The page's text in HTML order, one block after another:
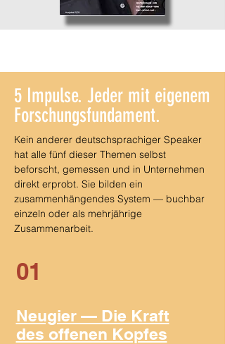
5 Impulse. Jeder mit eigenem
Forschungsfundament.
Kein anderer deutschsprachiger Speaker
hat alle fünf dieser Themen selbst
beforscht, gemessen und in Unternehmen
direkt erprobt. Sie bilden ein
zusammenhängendes System — buchbar
einzeln oder als mehrjährige
Zusammenarbeit.
01
Neugier — Die Kraft
des offenen Kopfes